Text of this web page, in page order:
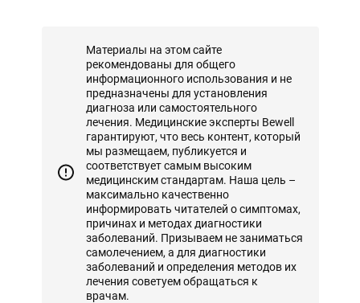
Материалы на этом сайте
рекомендованы для общего
информационного использования и не
предназначены для установления
диагноза или самостоятельного
лечения. Медицинские эксперты Bewell
гарантируют, что весь контент, который
мы размещаем, публикуется и
соответствует самым высоким
медицинским стандартам. Наша цель –
максимально качественно
информировать читателей о симптомах,
причинах и методах диагностики
заболеваний. Призываем не заниматься
самолечением, а для диагностики
заболеваний и определения методов их
лечения советуем обращаться к
врачам.